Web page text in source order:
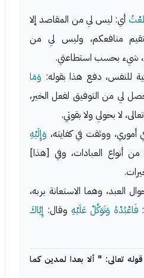
أي: ليس لي من المقاصد إلا
منافعكم، وليس لي من
شيء بحسب استطاعتي.
للنفس، دفع هذا بقوله: وَمَا
لي من التوفيق لفعل الخير،
لا بحولي ولا بقوتي.
ووثقت في كفايته، وَإِلَيْهِ
من أنواع العبادات، وفي [هذا]
العبد، وهما الاستعانة بربه،
فَاعْبُدْهُ وَتَوَكَّلْ عَلَيْهِ وقال: إِيَّاكَ
تعالى: " ألا بعدا لمدين كما